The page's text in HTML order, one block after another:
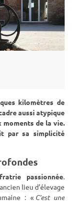
kilomètres de
aussi atypique
moments de la vie.
par sa simplicité
fratrie passionnée.
lieu d’élevage
: « C’est une